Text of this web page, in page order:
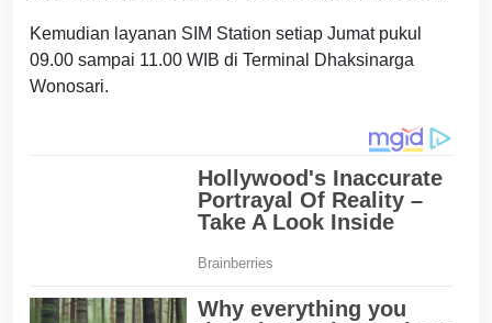
Kemudian layanan SIM Station setiap Jumat pukul
09.00 sampai 11.00 WIB di Terminal Dhaksinarga
Wonosari.